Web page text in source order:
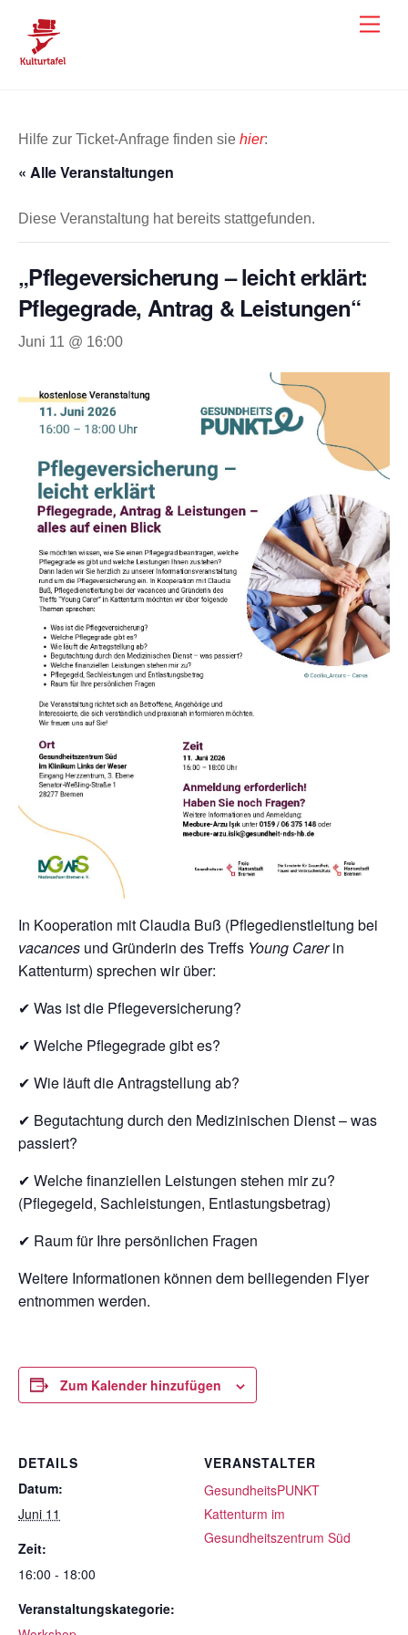
content
Hilfe zur Ticket-Anfrage finden sie hier:
« Alle Veranstaltungen
Diese Veranstaltung hat bereits stattgefunden.
„Pflegeversicherung – leicht erklärt:
Pflegegrade, Antrag & Leistungen“
Juni 11 @ 16:00
In Kooperation mit Claudia Buß (Pflegedienstleitung bei
vacances und Gründerin des Treffs Young Carerin
Kattenturm) sprechen wir über:
✔ Was ist die Pflegeversicherung?
✔ Welche Pflegegrade gibt es?
✔ Wie läuft die Antragstellung ab?
✔ Begutachtung durch den Medizinischen Dienst – was
passiert?
✔ Welche finanziellen Leistungen stehen mir zu?
(Pflegegeld, Sachleistungen, Entlastungsbetrag)
✔ Raum für Ihre persönlichen Fragen
Weitere Informationen können dem beiliegenden Flyer
entnommen werden.
Zum Kalender hinzufügen
DETAILS
Datum:
Juni 11
Zeit:
16:00 - 18:00
Veranstaltungskategorie:
VERANSTALTER
GesundheitsPUNKT
Kattenturm im
Gesundheitszentrum Süd